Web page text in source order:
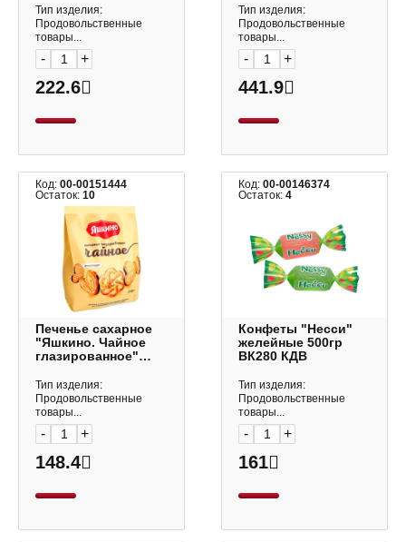
НК160 КДВ
Тип изделия:
Продовольственные
товары...
- +
222.6
Тип изделия:
Продовольственные
товары...
- +
441.9
Код: 00-00151444
Остаток: 10
Печенье сахарное
"Яшкино. Чайное
глазированное"
Тип изделия:
Продовольственные
товары...
- +
148.4
Код:00-00146374
Остаток:4
Конфеты "Несси"
желейные 500гр
ВК280 КДВ
Тип изделия:
Продовольственные
товары...
- +
161